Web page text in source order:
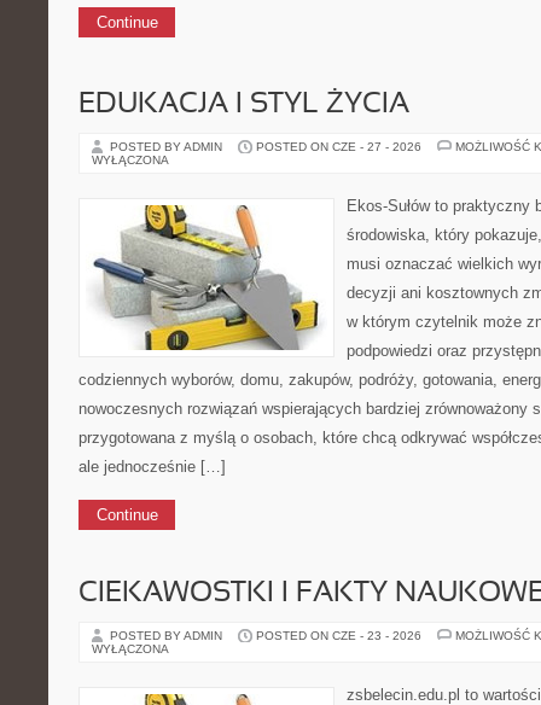
Continue
EDUKACJA I STYL ŻYCIA
POSTED BY ADMIN POSTED ON CZE - 27 - 2026
MOŻLIWOŚĆ
WYŁĄCZONA
Ekos-Sułów to praktyczny
środowiska, który
musi oznaczać wielkich
decyzji ani kosztownych
w którym czytelnik może
podpowiedzi oraz
codziennych wyborów, domu, zakupów, podróży, gotowania,
nowoczesnych rozwiązań wspierających bardziej zrównoważony
przygotowana z myślą o osobach, które chcą odkrywać
ale jednocześnie […]
Continue
CIEKAWOSTKI I FAKTY
POSTED BY ADMIN POSTED ON CZE - 23 - 2026
MOŻLIWOŚĆ
WYŁĄCZONA
zsbelecin.edu.pl to